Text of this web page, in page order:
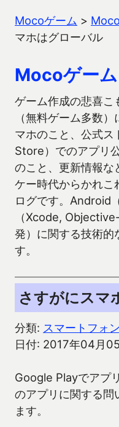
Mocoゲーム >
マホはグローバル
Mocoゲー
ゲーム作成の悲喜こ
（無料ゲーム多数
マホのこと、公式
Store）でのアプリ
のこと、更新情報な
ケー時代からかれ
ログです。Android
（Xcode,
発）に関する技術的
す。
さすがにスマ
分類: スマートフォ
日付: 2017年04月
Google Playでアプ
のアプリに関する問
ます。